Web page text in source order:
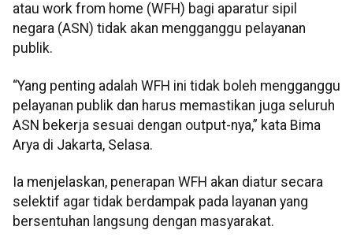
atau work from home (WFH) bagi aparatur sipil
negara (ASN) tidak akan mengganggu pelayanan
publik.
“Yang penting adalah WFH ini tidak boleh mengganggu
pelayanan publik dan harus memastikan juga seluruh
ASN bekerja sesuai dengan output-nya,” kata Bima
Arya di Jakarta, Selasa.
Ia menjelaskan, penerapan WFH akan diatur secara
selektif agar tidak berdampak pada layanan yang
bersentuhan langsung dengan masyarakat.